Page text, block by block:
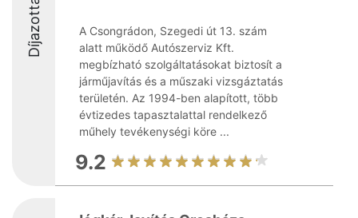
Díjazottak
A Csongrádon, Szegedi út 13. szám
alatt működő Autószerviz Kft.
megbízható szolgáltatásokat biztosít a
járműjavítás és a műszaki vizsgáztatás
területén. Az 1994-ben alapított, több
évtizedes tapasztalattal rendelkező
műhely tevékenységi köre ...
9.2